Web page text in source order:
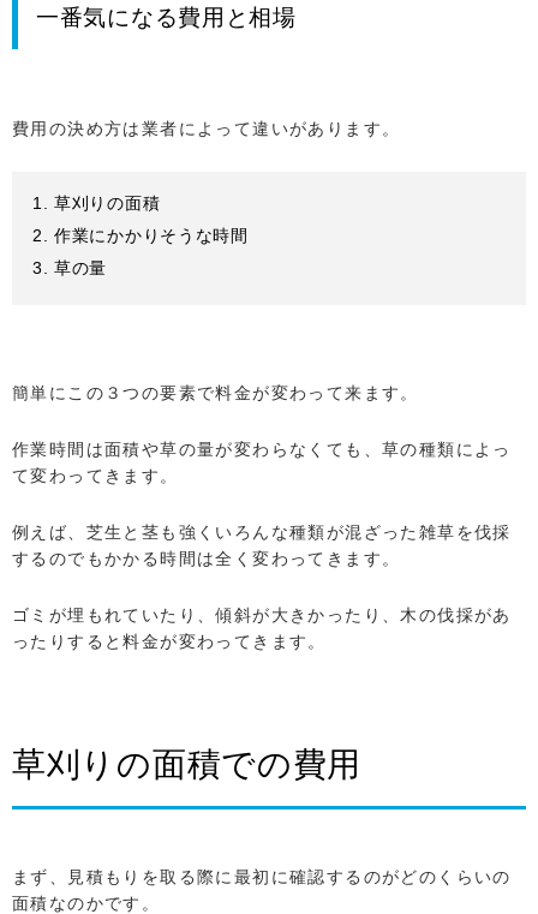
一番気になる費用と相場
費用の決め方は業者によって違いがあります。
草刈りの面積
作業にかかりそうな時間
草の量
簡単にこの３つの要素で料金が変わって来ます。
作業時間は面積や草の量が変わらなくても、草の種類によっ
て変わってきます。
例えば、芝生と茎も強くいろんな種類が混ざった雑草を伐採
するのでもかかる時間は全く変わってきます。
ゴミが埋もれていたり、傾斜が大きかったり、木の伐採があ
ったりすると料金が変わってきます。
草刈りの面積での費用
まず、見積もりを取る際に最初に確認するのがどのくらいの
面積なのかです。